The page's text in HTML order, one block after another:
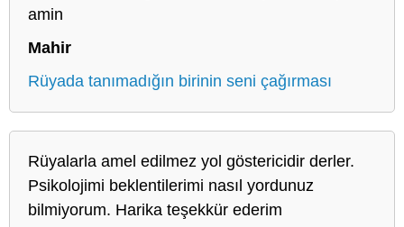
amin
Mahir
Rüyada tanımadığın birinin seni çağırması
Rüyalarla amel edilmez yol göstericidir derler.
Psikolojimi beklentilerimi nasıl yordunuz
bilmiyorum. Harika teşekkür ederim